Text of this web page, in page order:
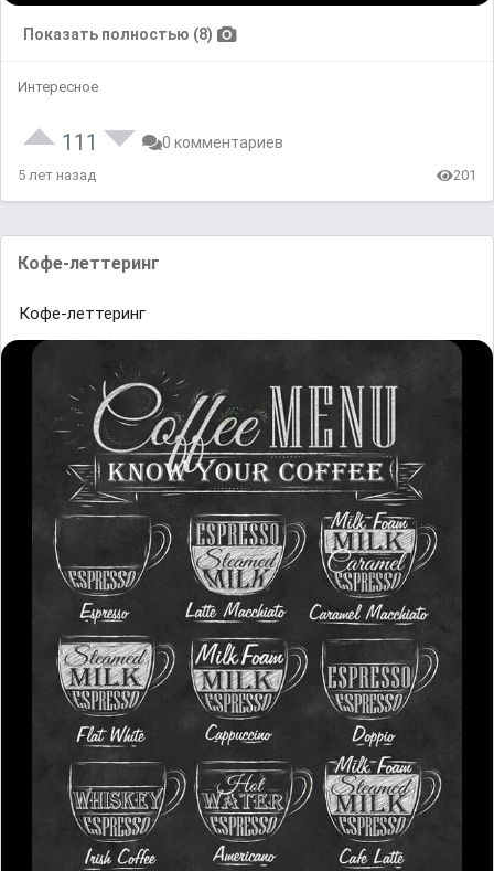
Показать полностью (8)
Интересное
111 0 комментариев
5 лет назад 201
Кофе-леттеринг
Кофе-леттеринг